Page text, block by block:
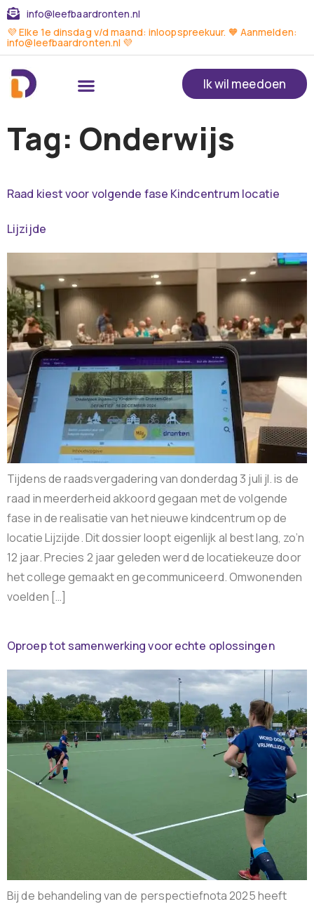
info@leefbaardronten.nl
💜 Elke 1e dinsdag v/d maand: inloopspreekuur. 🧡 Aanmelden:
info@leefbaardronten.nl 💜
Ik wil meedoen
Tag: Onderwijs
Raad kiest voor volgende fase Kindcentrum locatie
Lijzijde
Tijdens de raadsvergadering van donderdag 3 juli jl. is de
raad in meerderheid akkoord gegaan met de volgende
fase in de realisatie van het nieuwe kindcentrum op de
locatie Lijzijde. Dit dossier loopt eigenlijk al best lang, zo’n
12 jaar. Precies 2 jaar geleden werd de locatiekeuze door
het college gemaakt en gecommuniceerd. Omwonenden
voelden […]
Oproep tot samenwerking voor echte oplossingen
Bij de behandeling van de perspectiefnota 2025 heeft